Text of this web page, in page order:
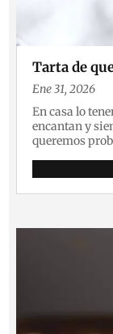
Tarta de
Ene 31, 2026
En casa lo
encantan y
queremos